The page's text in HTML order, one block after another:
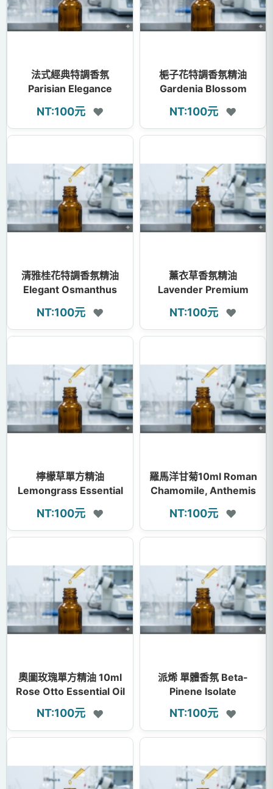
法式經典特調香氛
Parisian Elegance
NT:100元 ❤
梔子花特調香氛精油
Gardenia Blossom
NT:100元 ❤
清雅桂花特調香氛精油
Elegant Osmanthus
NT:100元 ❤
薰衣草香氛精油
Lavender Premium
NT:100元 ❤
檸檬草單方精油
Lemongrass Essential
NT:100元 ❤
羅馬洋甘菊10ml Roman
Chamomile, Anthemis
NT:100元 ❤
奧圖玫瑰單方精油 10ml
Rose Otto Essential Oil
NT:100元 ❤
派烯 單體香氛 Beta-
Pinene Isolate
NT:100元 ❤